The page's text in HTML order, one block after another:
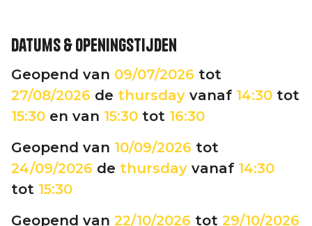
Datums & openingstijden
Geopend van 09/07/2026 tot
27/08/2026 de thursday vanaf 14:30 tot
15:30 en van 15:30 tot 16:30
Geopend van 10/09/2026 tot
24/09/2026 de thursday vanaf 14:30
tot 15:30
Geopend van 22/10/2026 tot 29/10/2026